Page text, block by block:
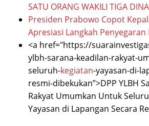
SATU ORANG WAKILI TIGA
Presiden Prabowo Copot
Apresiasi Langkah
<a href="https://
ylbh-sarana-keadilan-rakyat-
seluruh-kegiatan-yayasan-di-
resmi-dibekukan”>DPP YLBH
Rakyat Umumkan Untuk
Yayasan di Lapangan Secara